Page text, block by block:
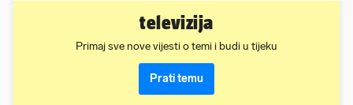
televizija
Primaj sve nove vijesti o temi i budi u tijeku
Prati temu